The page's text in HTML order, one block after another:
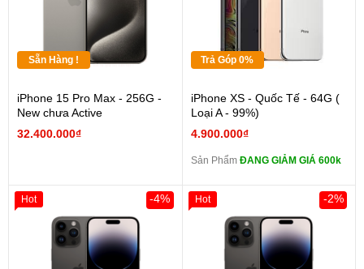
Sẵn Hàng !
iPhone 15 Pro Max - 256G -
New chưa Active
32.400.000₫
Trả Góp 0%
iPhone XS - Quốc Tế - 64G (
Loại A - 99%)
4.900.000₫
Sản Phẩm ĐANG GIẢM GIÁ 600k
-4%
Hot -2%
Hot